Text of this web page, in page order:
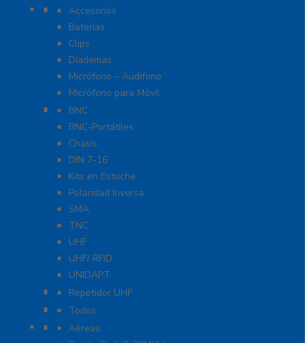
Accesorios Para Motorola
Accesorios
Baterías
Clips
Diademas
Micrófono – Audifono
Micrófono para Móvil
Adaptadores
BNC
BNC-Portátiles
Chasís
DIN 7-16
Kits en Estuche
Polaridad Inversa
SMA
TNC
UHF
UHF/ RFID
UNIDAPT
Repetidores para Radiocomunicación
Repetidor UHF
Radio Sobre Celular PoC
Todos
Antenas
Aéreas